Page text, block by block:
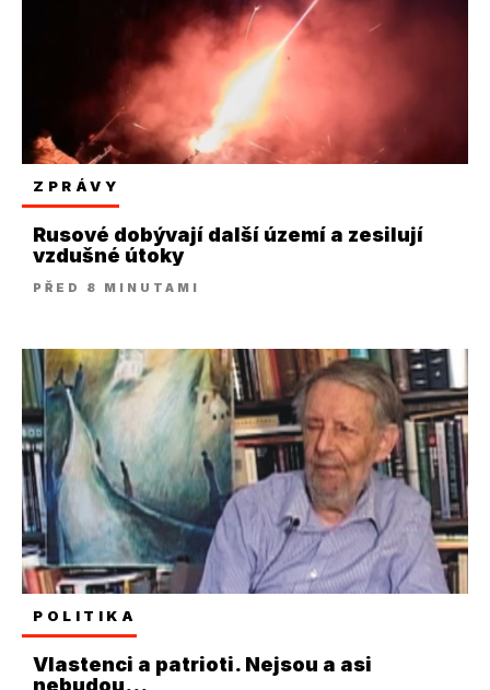
ZPRÁVY
Rusové dobývají další území a zesilují
vzdušné útoky
PŘED 8 MINUTAMI
POLITIKA
Vlastenci a patrioti. Nejsou a asi
nebudou...